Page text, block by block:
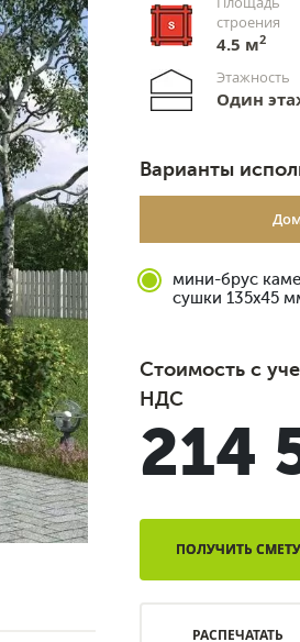
строения
4.5 м2
Этажность
Один
Варианты
мини-брус
сушки 135x45
Стоимость с
НДС
214
ПОЛУЧИТЬ СМЕТУ
РАСПЕЧАТАТЬ